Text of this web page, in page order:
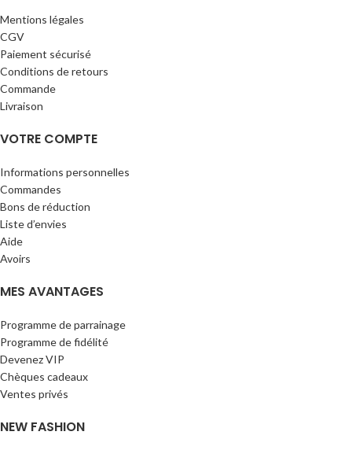
Mentions légales
CGV
Paiement sécurisé
Conditions de retours
Commande
Livraison
VOTRE COMPTE
Informations personnelles
Commandes
Bons de réduction
Liste d’envies
Aide
Avoirs
MES AVANTAGES
Programme de parrainage
Programme de fidélité
Devenez VIP
Chèques cadeaux
Ventes privés
NEW FASHION